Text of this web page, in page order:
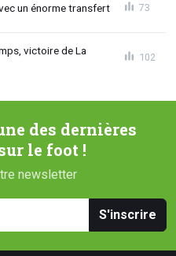
un énorme transfert 73
victoire de La
102
des dernières
le foot !
newsletter
S'inscrire